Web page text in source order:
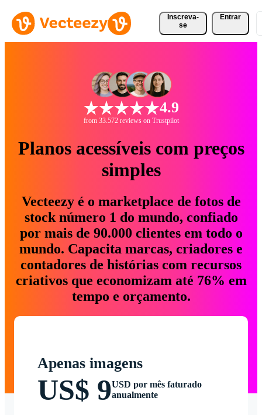
Inscreva-
se
Entrar
4.9
from 33.572 reviews on Trustpilot
Planos acessíveis com preços
simples
Vecteezy é o marketplace de fotos de
stock número 1 do mundo, confiado
por mais de 90.000 clientes em todo o
mundo. Capacita marcas, criadores e
contadores de histórias com recursos
criativos que economizam até 76% em
tempo e orçamento.
Apenas imagens
US$ 9USD por mês faturado
anualmente